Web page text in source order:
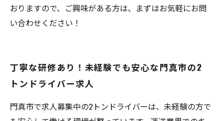
おりますので、ご興味がある方は、まずはお気軽にお問
い合わせください！
丁寧な研修あり！未経験でも安心な門真市の2
トンドライバー求人
門真市で求人募集中の2トンドライバーは、未経験の方で